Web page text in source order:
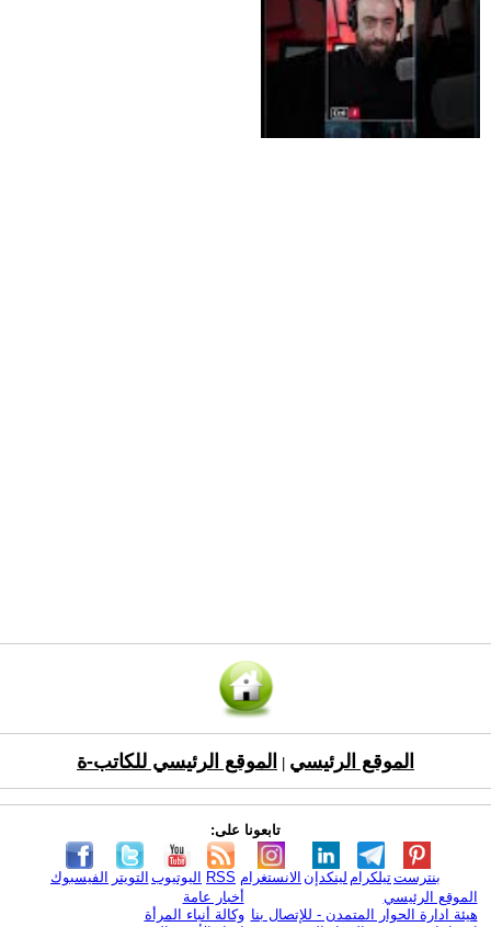
الموقع الرئيسي الموقع الرئيسي للكاتب-ة
تابعونا على:
الفيسبوك التويتر اليوتيوب RSS الانستغرام لينكدإن تيلكرامبنترست
الموقع الرئيسي
هيئة ادارة الحوار المتمدن - للإتصال بنا
أخبار عامة
وكالة أنباء المرأة